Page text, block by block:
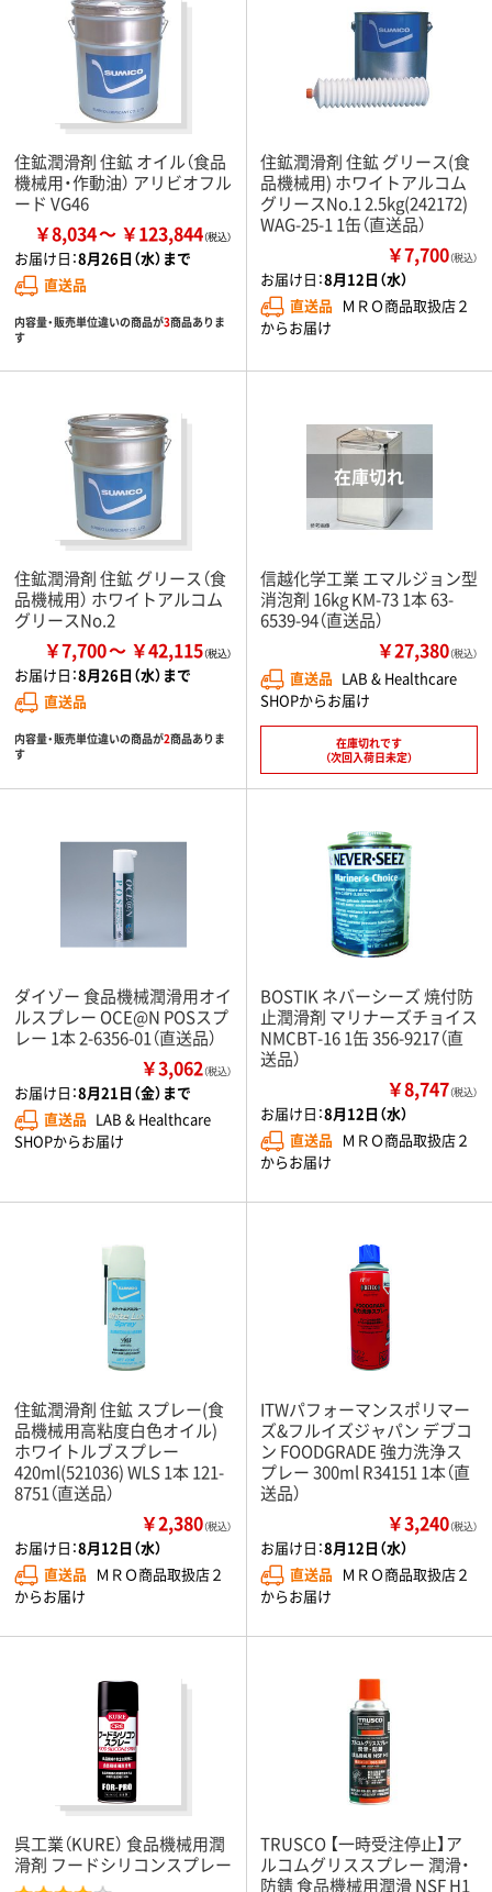
住鉱潤滑剤 住鉱 オイル（食品
機械用・作動油） アリビオフル
ード VG46
￥8,034 ￥123,844
お届け日：8月26日（水）まで
直送品
内容量・販売単位違いの商品が3商品ありま
す
住鉱潤滑剤 住鉱 グリース(食
品機械用) ホワイトアルコム
グリースNo.1 2.5kg(242172)
WAG-25-1 1缶（直送品）
￥7,700（税込）
お届け日：8月12日（水）
直送品 ＭＲＯ商品取扱店２
からお届け
住鉱潤滑剤 住鉱 グリース（食
品機械用） ホワイトアルコム
グリースNo.2
￥7,700 ￥42,115
お届け日：8月26日（水）まで
直送品
内容量・販売単位違いの商品が2商品ありま
す
信越化学工業 エマルジョン型
消泡剤 16kg KM-73 1本 63-
6539-94（直送品）
￥27,380（税込）
直送品 LAB & Healthcare
SHOPからお届け
在庫切れです
（次回入荷日未定）
ダイゾー 食品機械潤滑用オイ
ルスプレー OCE@N POSスプ
レー 1本 2-6356-01（直送品）
￥3,062（税込）
お届け日：8月21日（金）まで
直送品 LAB & Healthcare
SHOPからお届け
BOSTIK ネバーシーズ 焼付防
止潤滑剤 マリナーズチョイス
NMCBT-16 1缶 356-9217（直
送品）
￥8,747（税込）
お届け日：8月12日（水）
直送品 ＭＲＯ商品取扱店２
からお届け
住鉱潤滑剤 住鉱 スプレー(食
品機械用高粘度白色オイル)
ホワイトルブスプレー
420ml(521036) WLS 1本 121-
8751（直送品）
￥2,380（税込）
お届け日：8月12日（水）
直送品 ＭＲＯ商品取扱店２
からお届け
ITWパフォーマンスポリマー
ズ&フルイズジャパン デブコ
ン FOODGRADE 強力洗浄ス
プレー 300ml R34151 1本（直
送品）
￥3,240（税込）
お届け日：8月12日（水）
直送品 ＭＲＯ商品取扱店２
からお届け
呉工業（KURE） 食品機械用潤
滑剤 フードシリコンスプレー
TRUSCO 【一時受注停止】ア
ルコムグリススプレー 潤滑・
防錆 食品機械用潤滑 NSF H1